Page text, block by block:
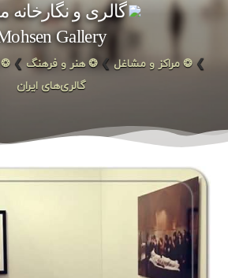
گالری و
Gallery
❯ ❂ مراکز و مشاغل ❯ ❂ هنر و فرهنگ ❯
❂
گالری‌های ایران